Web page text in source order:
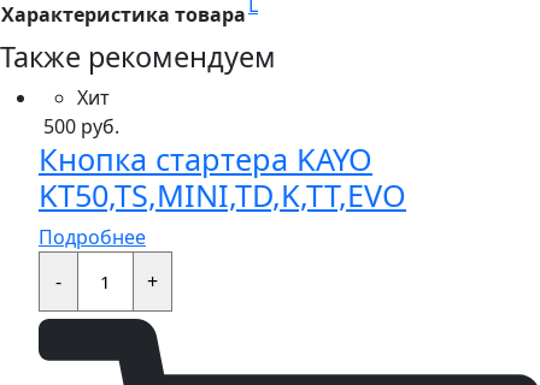
Характеристика товара
Также рекомендуем
Хит
500 руб.
Кнопка стартера KAYO
KT50,TS,MINI,TD,K,TT,EVO
Подробнее
-
Кнопка
стартера
KT50,TS,MINI,TD,K,TT,EVO
quantity
+